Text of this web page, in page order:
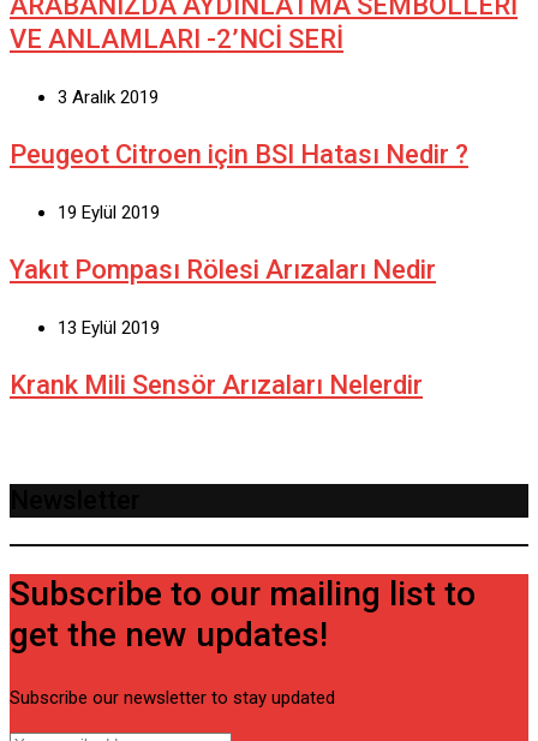
VE ANLAMLARI -2’NCİ SERİ
3 Aralık 2019
Peugeot Citroen için BSI Hatası Nedir ?
19 Eylül 2019
Yakıt Pompası Rölesi Arızaları Nedir
13 Eylül 2019
Krank Mili Sensör Arızaları Nelerdir
Subscribe to our mailing list to
get the new updates!
Subscribe our newsletter to stay updated